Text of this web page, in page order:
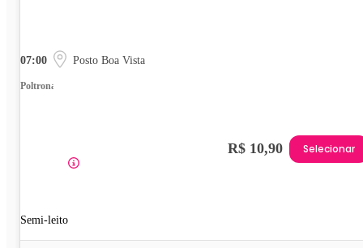
07:00 Posto Boa Vista
Poltrona
Semi-leito
R$ 10,90 Selecionar